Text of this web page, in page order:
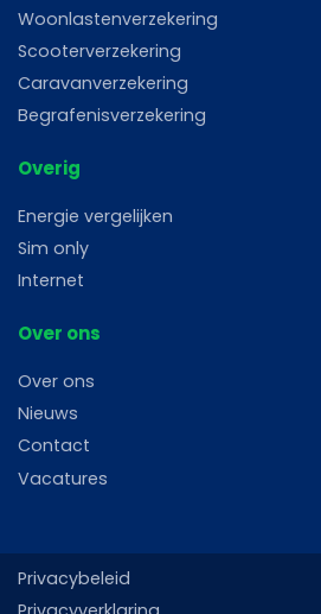
Woonlastenverzekering
Scooterverzekering
Caravanverzekering
Begrafenisverzekering
Overig
Energie vergelijken
Sim only
Internet
Over ons
Over ons
Nieuws
Contact
Vacatures
Privacybeleid